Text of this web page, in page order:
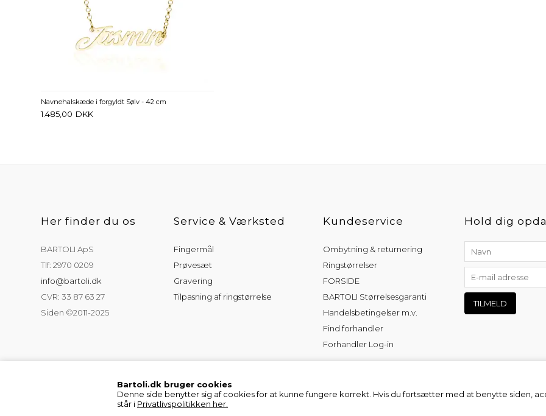
Bartoli.dk bruger cookies
Denne side benytter sig af cookies for at kunne fungere korrekt. Hvis du fortsætter med at benytte siden,
står i Privatlivspolitikken her.
Navnehalskæde i forgyldt Sølv - 42 cm
1.485,00 DKK
Her finder du os
BARTOLI ApS
Tlf: 2970 0209
info@bartoli.dk
CVR: 33 87 63 27
Siden ©2011-2025
Service & Værksted
Fingermål
Prøvesæt
Gravering
Tilpasning af ringstørrelse
Kundeservice
Ombytning & returnering
Ringstørrelser
FORSIDE
BARTOLI Størrelsesgaranti
Handelsbetingelser m.v.
Find forhandler
Forhandler Log-in
Hold dig